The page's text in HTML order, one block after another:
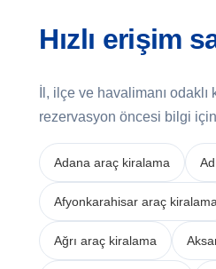
Hızlı erişim
İl, ilçe ve havalimanı
rezervasyon öncesi bilgi
Adana araç kiralama
Afyonkarahisar araç kiralama
Ağrı araç kiralama